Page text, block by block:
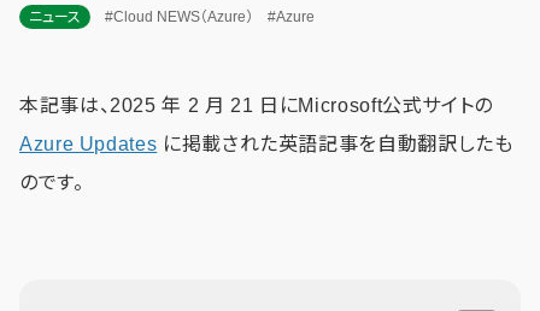
ニュース #Cloud NEWS（Azure） #Azure
本記事は、2025 年 2 月 21 日にMicrosoft公式サイトの
Azure Updates に掲載された英語記事を自動翻訳したも
のです。